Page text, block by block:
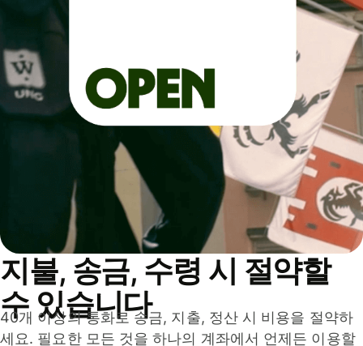
지불, 송금, 수령 시 절약할
수 있습니다
40개 이상의 통화로 송금, 지출, 정산 시 비용을 절약하
세요. 필요한 모든 것을 하나의 계좌에서 언제든 이용할